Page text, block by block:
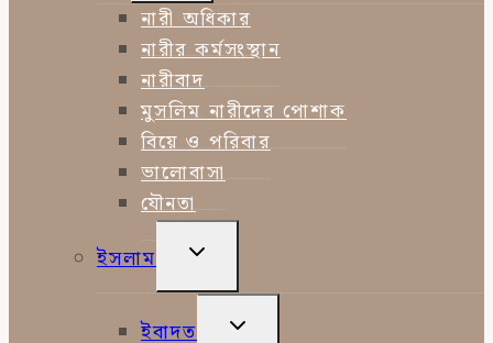
MENU
নারী অধিকার
নারীর কর্মসংস্থান
নারীবাদ
মুসলিম নারীদের পোশাক
বিয়ে ও পরিবার
ভালোবাসা
যৌনতা
ইসলাম
TOGGLE
MENU
ইবাদত
TOGGLE